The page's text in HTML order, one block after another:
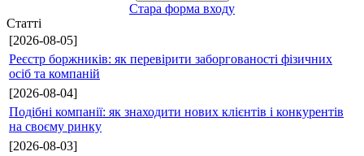
Стара форма входу
Статті
[2026-08-05]
Реєстр боржників: як перевірити заборгованості фізичних
осіб та компаній
[2026-08-04]
Подібні компанії: як знаходити нових клієнтів і конкурентів
на своєму ринку
[2026-08-03]